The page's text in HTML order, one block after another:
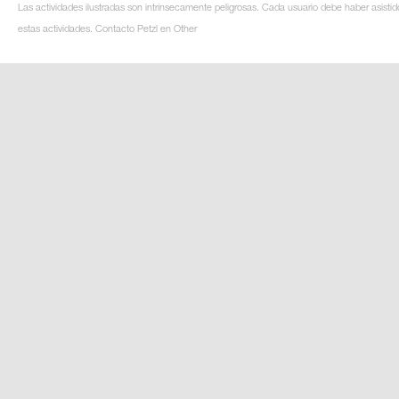
Las actividades ilustradas son intrínsecamente peligrosas. Cada usuario debe haber
estas actividades. Contacto Petzl en Other